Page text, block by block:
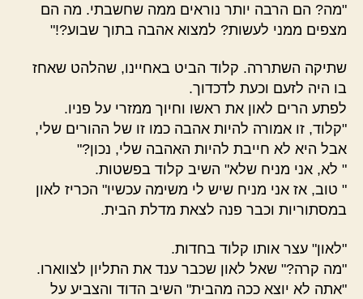
"מה? הם הרבה יותר נוראים ממה שחשבתי. מה הם
מצפים ממני לעשות? למצוא אהבה בתוך שבוע?!"
שתיקה השתררה. קלוד הביט באחיינו, שהלהט שאחז
בו היה לזעם וכעת לדכדוך.
לפתע הרים לאון את ראשו וחיוך ממזרי על פניו.
"קלוד, זו אמורה להיות אהבה כמו זו של ההורים שלי,
אבל היא לא חייבת להיות האהבה שלי, נכון?"
" לא, אני מניח שלא" השיב קלוד בפשטות.
" טוב, אז אני מניח שיש לי משימה עכשיו" הכריז לאון
במסתוריות וכבר פנה לצאת מדלת הבית.
"לאון" עצר אותו קלוד בחדות.
"מה קרה?" שאל לאון שכבר ענד את התליון לצווארו.
"אתה לא יוצא ככה מהבית" השיב הדוד והצביע על